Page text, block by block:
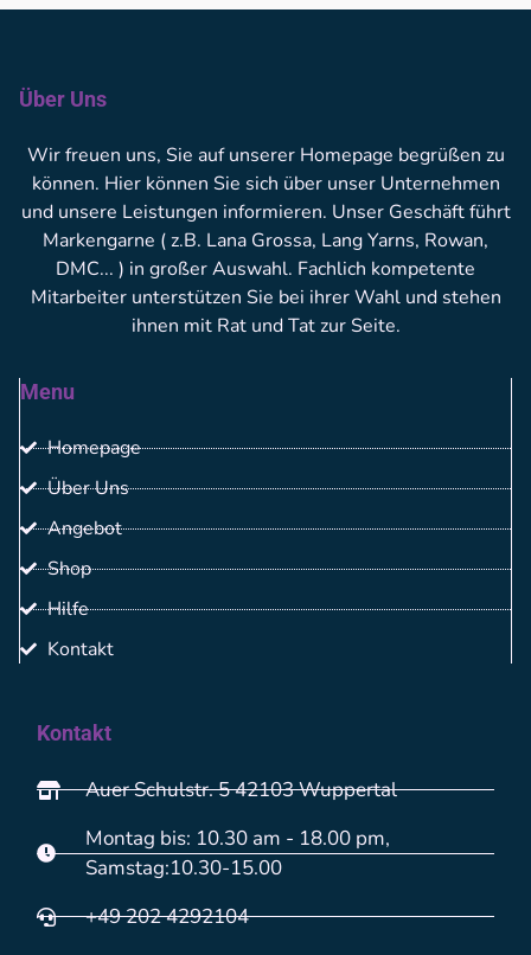
Über Uns
Wir freuen uns, Sie auf unserer Homepage begrüßen zu
können. Hier können Sie sich über unser Unternehmen
und unsere Leistungen informieren. Unser Geschäft führt
Markengarne ( z.B. Lana Grossa, Lang Yarns, Rowan,
DMC... ) in großer Auswahl. Fachlich kompetente
Mitarbeiter unterstützen Sie bei ihrer Wahl und stehen
ihnen mit Rat und Tat zur Seite.
Menu
Homepage
Über Uns
Angebot
Shop
Hilfe
Kontakt
Kontakt
Auer Schulstr. 5 42103 Wuppertal
Montag bis: 10.30 am - 18.00 pm,
Samstag:10.30-15.00
+49 202 4292104